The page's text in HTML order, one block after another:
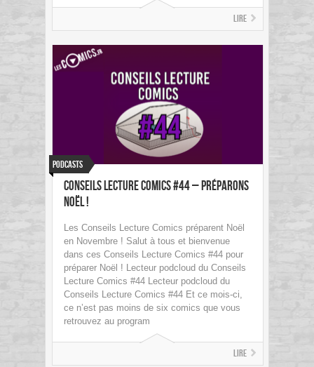
Lire
Podcasts
Conseils Lecture Comics #44 – Préparons
Noël !
Les Conseils Lecture Comics préparent Noël
en Novembre ! Salut à tous et bienvenue
dans ces Conseils Lecture Comics #44 pour
préparer Noël ! Lecteur podcloud du Conseils
Lecture Comics #44 Lecteur podcloud du
Conseils Lecture Comics #44 Et ce mois-ci,
ce n’est pas moins de six comics que vous
retrouvez au program
Lire